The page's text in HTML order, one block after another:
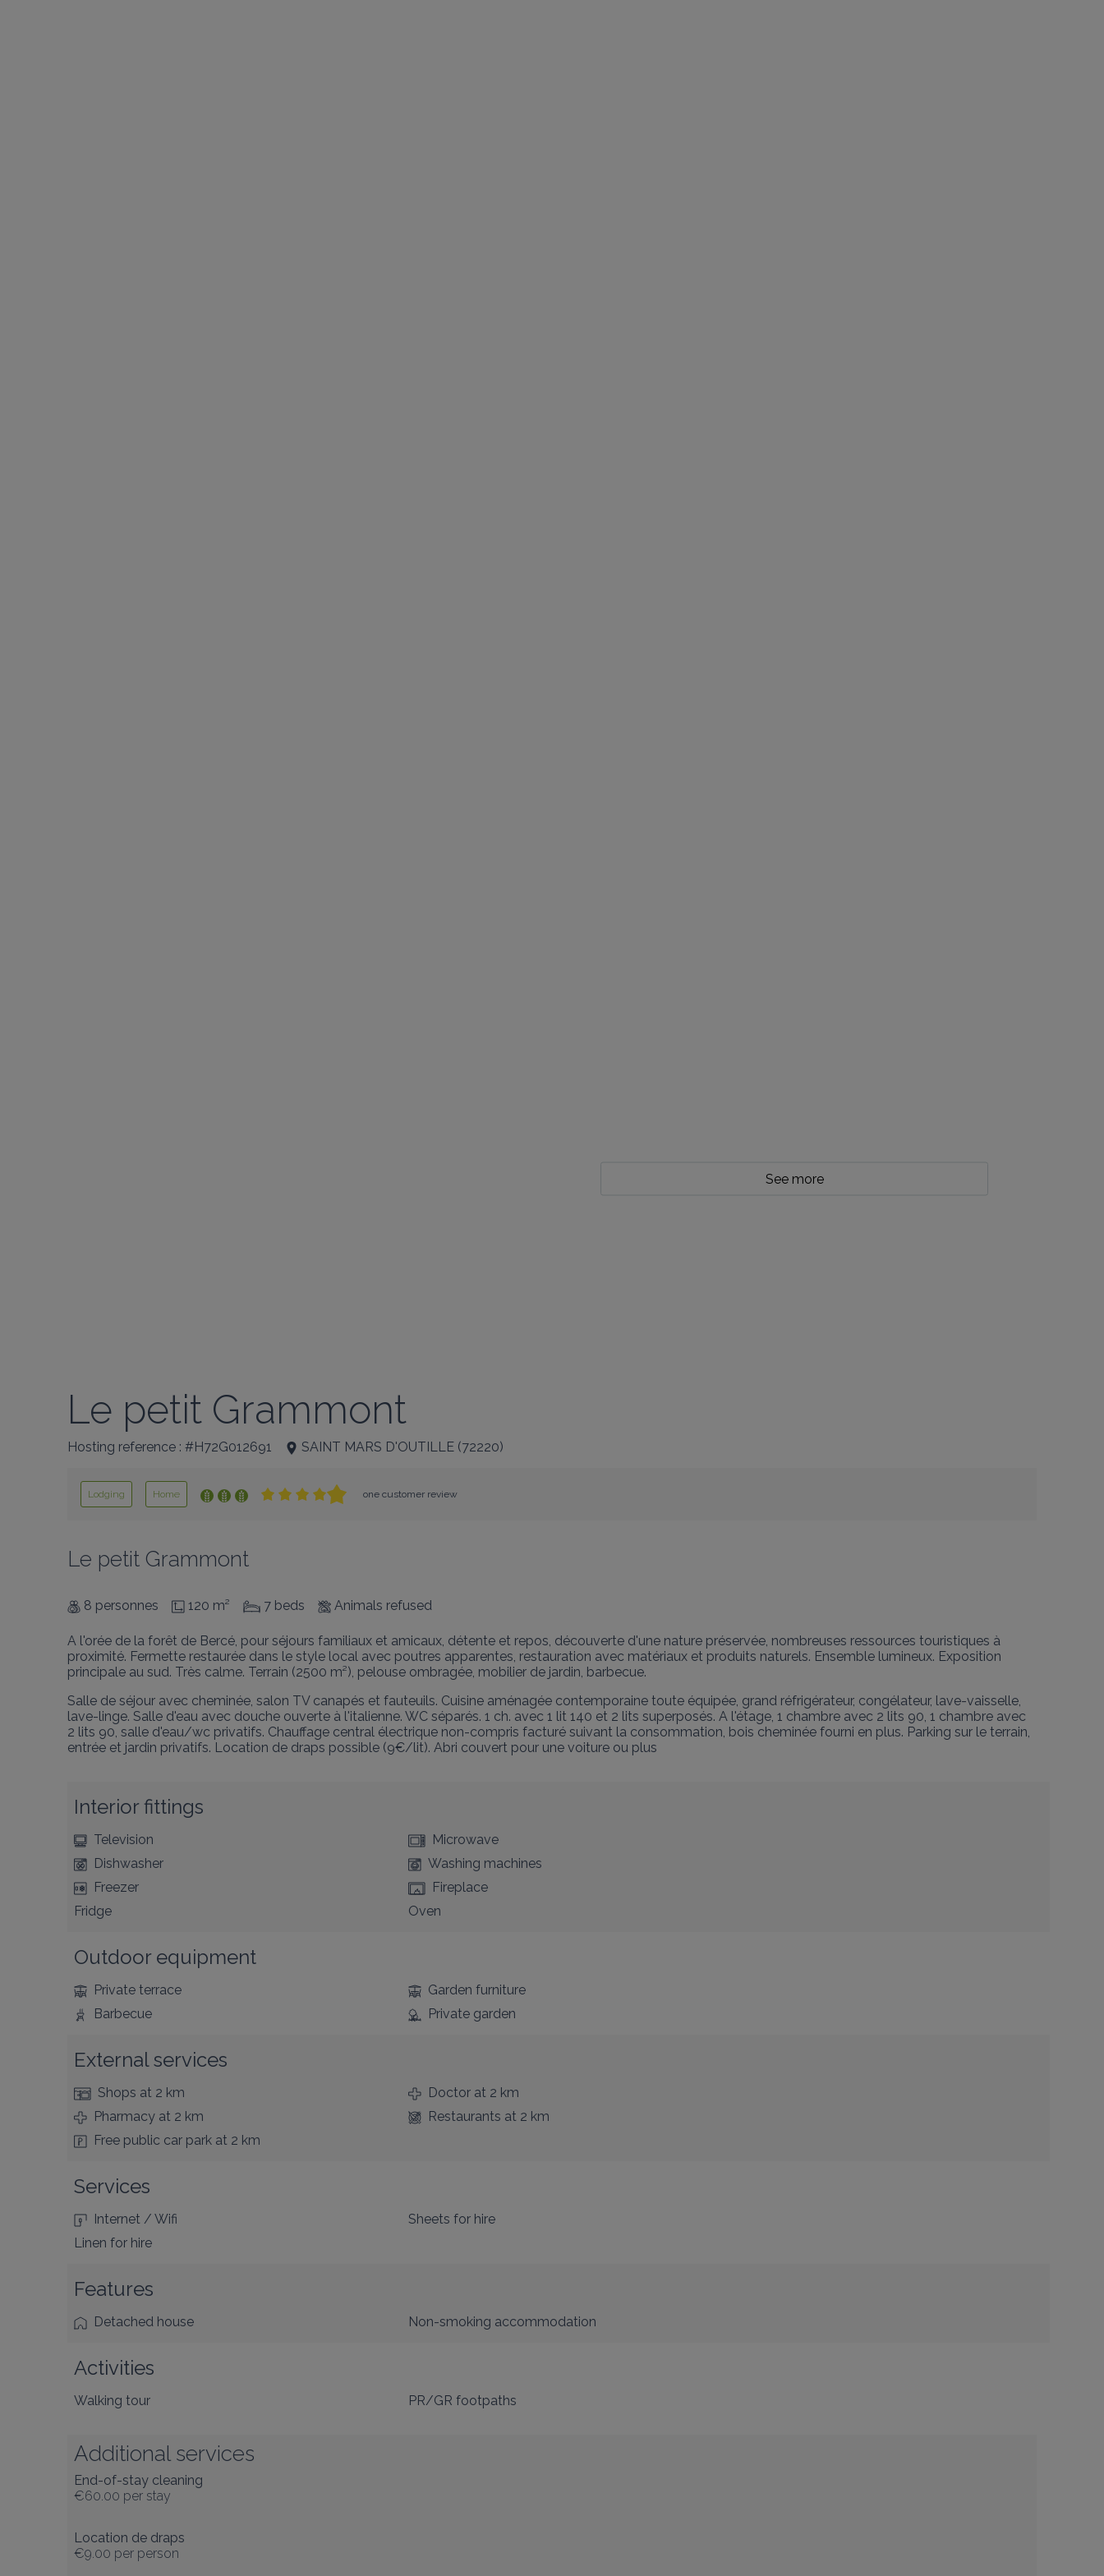
See more
Le petit Grammont
Hosting reference : #H72G012691 SAINT MARS D'OUTILLE (72220)
Lodging Home one customer review
Le petit Grammont
8 personnes 120 m² 7 beds Animals refused
A l'orée de la forêt de Bercé, pour séjours familiaux et amicaux, détente et repos, découverte d'une nature préservée, nombreuses ressources touristiques à
proximité. Fermette restaurée dans le style local avec poutres apparentes, restauration avec matériaux et produits naturels. Ensemble lumineux. Exposition
principale au sud. Très calme. Terrain (2500 m²), pelouse ombragée, mobilier de jardin, barbecue.
Salle de séjour avec cheminée, salon TV canapés et fauteuils. Cuisine aménagée contemporaine toute équipée, grand réfrigérateur, congélateur, lave-vaisselle,
lave-linge. Salle d'eau avec douche ouverte à l'italienne. WC séparés. 1 ch. avec 1 lit 140 et 2 lits superposés. A l'étage, 1 chambre avec 2 lits 90, 1 chambre avec
2 lits 90, salle d'eau/wc privatifs. Chauffage central électrique non-compris facturé suivant la consommation, bois cheminée fourni en plus. Parking sur le terrain,
entrée et jardin privatifs. Location de draps possible (9€/lit). Abri couvert pour une voiture ou plus
Interior fittings
Television
Microwave
Dishwasher
Washing machines
Freezer
Fireplace
Fridge
Oven
Outdoor equipment
Private terrace
Garden furniture
Barbecue
Private garden
External services
Shops at 2 km Doctorat 2 km
Pharmacy at 2 km Restaurants at 2 km
Free public car park at 2 km
Services
Internet / Wifi
Sheets for hire
Linen for hire
Features
Detached house Non-smoking accommodation
Activities
Walking tour PR/GR footpaths
Additional services
End-of-stay cleaning
€60.00 per stay
Location de draps
€9.00 per person